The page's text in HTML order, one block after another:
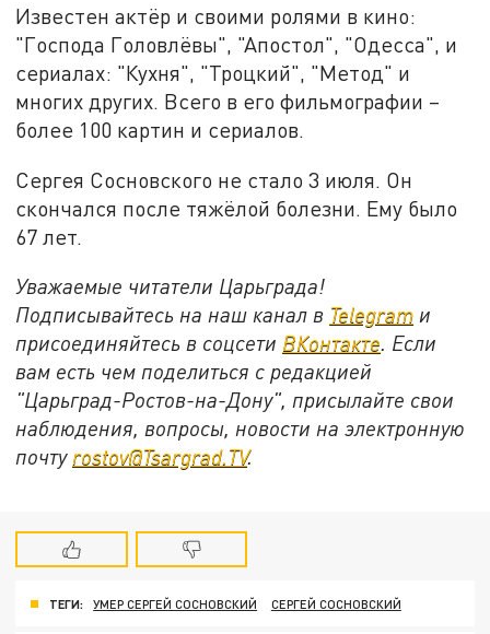
Известен актёр и своими ролями в кино:
"Господа Головлёвы", "Апостол", "Одесса", и
сериалах: "Кухня", "Троцкий", "Метод" и
многих других. Всего в его фильмографии –
более 100 картин и сериалов.
Сергея Сосновского не стало 3 июля. Он
скончался после тяжёлой болезни. Ему было
67 лет.
Уважаемые читатели Царьграда!
Подписывайтесь на наш канал в Telegram и
присоединяйтесь в соцсети ВКонтакте. Если
вам есть чем поделиться с редакцией
"Царьград-Ростов-на-Дону", присылайте свои
наблюдения, вопросы, новости на электронную
почту rostov@Tsargrad.ТV.
ТЕГИ: УМЕР СЕРГЕЙ СОСНОВСКИЙ СЕРГЕЙ СОСНОВСКИЙ